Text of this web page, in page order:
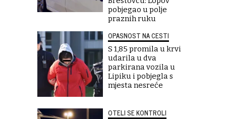
pobjegao u polje
praznih ruku
OPASNOST NA CESTI
S 1,85 promila u krvi
udarila u dva
parkirana vozila u
Lipiku i pobjegla s
mjesta nesreće
OTELI SE KONTROLI